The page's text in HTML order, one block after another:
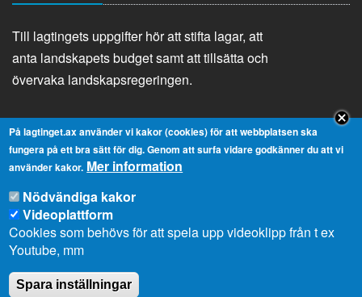
Till lagtingets uppgifter hör att stifta lagar, att
anta landskapets budget samt att tillsätta och
övervaka landskapsregeringen.
Genvägar
Lagtingsbiblioteket
Youtube
Extranät
In English
Om cookies
På lagtinget.ax använder vi kakor (cookies) för att webbplatsen ska
fungera på ett bra sätt för dig. Genom att surfa vidare godkänner du att vi
använder kakor. Mer information
Nödvändiga kakor
Videoplattform
Cookies som behövs för att spela upp videoklipp från t ex
Youtube, mm
Spara inställningar